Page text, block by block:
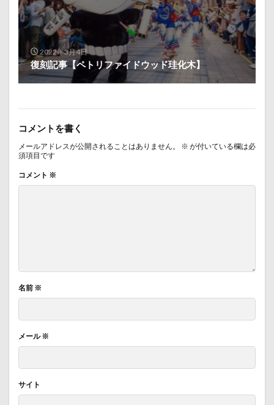
2022年3月4日
復刻記事【ペトリファイドウッド珪化木】
コメントを書く
メールアドレスが公開されることはありません。 ※ が付いている欄は必
須項目です
コメント ※
名前 ※
メール※
サイト